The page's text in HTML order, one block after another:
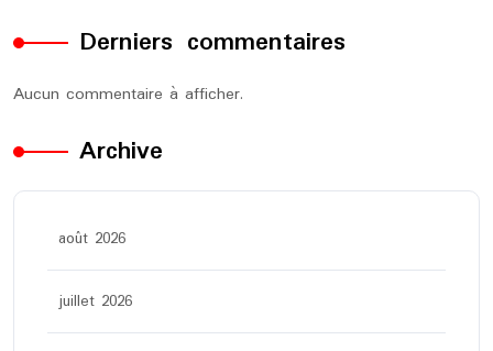
Derniers commentaires
Aucun commentaire à afficher.
Archive
août 2026
juillet 2026